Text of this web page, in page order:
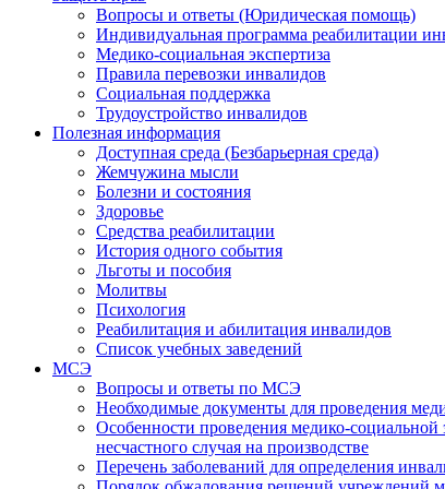
Вопросы и ответы (Юридическая помощь)
Индивидуальная программа реабилитации
Медико-социальная экспертиза
Правила перевозки инвалидов
Социальная поддержка
Трудоустройство инвалидов
Полезная информация
Доступная среда (Безбарьерная среда)
Жемчужина мысли
Болезни и состояния
Здоровье
Средства реабилитации
История одного события
Льготы и пособия
Молитвы
Психология
Реабилитация и абилитация инвалидов
Список учебных заведений
МСЭ
Вопросы и ответы по МСЭ
Необходимые документы для проведения
Особенности проведения медико-социальной
несчастного случая на производстве
Перечень заболеваний для определения